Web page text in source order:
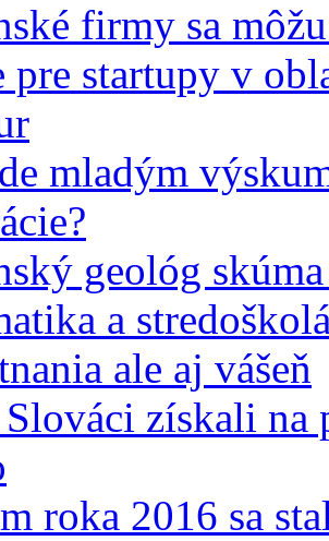
firmy sa
pre startupy v
mladým
geológ
a
ale aj vášeň
získali na
roka 2016 sa